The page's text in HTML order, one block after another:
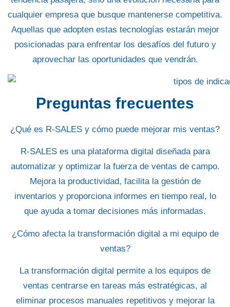
cualquier empresa que busque mantenerse competitiva.
Aquellas que adopten estas tecnologías estarán mejor
posicionadas para enfrentar los desafíos del futuro y
aprovechar las oportunidades que vendrán.
Preguntas frecuentes
¿Qué es R-SALES y cómo puede mejorar mis ventas?
R-SALES es una plataforma digital diseñada para
automatizar y optimizar la fuerza de ventas de campo.
Mejora la productividad, facilita la gestión de
inventarios y proporciona informes en tiempo real, lo
que ayuda a tomar decisiones más informadas.
¿Cómo afecta la transformación digital a mi equipo de
ventas?
La transformación digital permite a los equipos de
ventas centrarse en tareas más estratégicas, al
eliminar procesos manuales repetitivos y mejorar la